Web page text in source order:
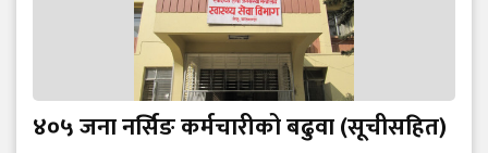
४०५ जना नर्सिङ कर्मचारीको बढुवा (सूचीसहित)